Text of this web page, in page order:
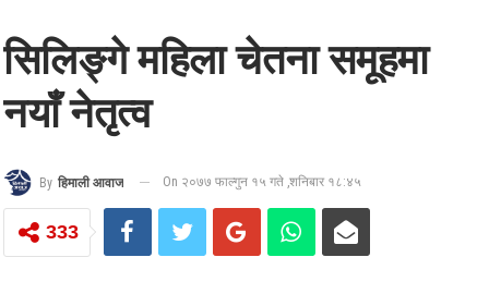
सिलिङ्गे महिला चेतना समूहमा
नयाँ नेतृत्व
By हिमाली आवाज On २०७७ फाल्गुन १५ गते ,शनिबार १८:४५
333